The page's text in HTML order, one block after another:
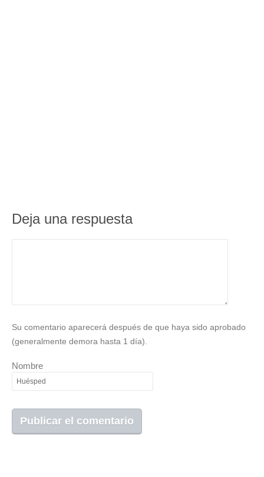
Deja una respuesta
Su comentario aparecerá después de que haya sido aprobado
(generalmente demora hasta 1 día).
Nombre